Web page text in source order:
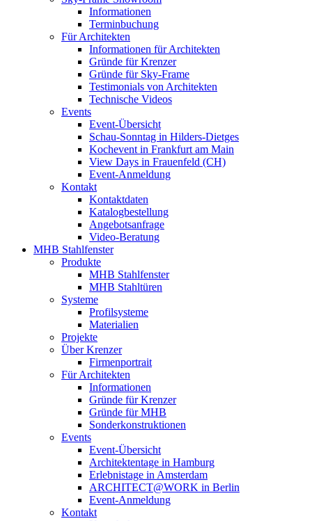
Informationen
Terminbuchung
Für Architekten
Informationen für Architekten
Gründe für Krenzer
Gründe für Sky-Frame
Testimonials von Architekten
Technische Videos
Events
Event-Übersicht
Schau-Sonntag in Hilders-Dietges
Kochevent in Frankfurt am Main
View Days in Frauenfeld (CH)
Event-Anmeldung
Kontakt
Kontaktdaten
Katalogbestellung
Angebotsanfrage
Video-Beratung
MHB Stahlfenster
Produkte
MHB Stahlfenster
MHB Stahltüren
Systeme
Profilsysteme
Materialien
Projekte
Über Krenzer
Firmenportrait
Für Architekten
Informationen
Gründe für Krenzer
Gründe für MHB
Sonderkonstruktionen
Events
Event-Übersicht
Architektentage in Hamburg
Erlebnistage in Amsterdam
ARCHITECT@WORK in Berlin
Event-Anmeldung
Kontakt